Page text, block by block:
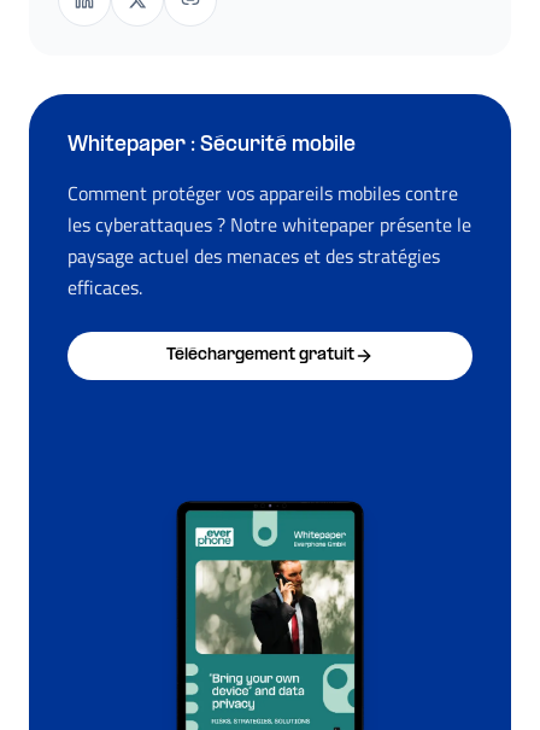
Whitepaper : Sécurité mobile
Comment protéger vos appareils mobiles contre
les cyberattaques ? Notre whitepaper présente le
paysage actuel des menaces et des stratégies
efficaces.
Téléchargement gratuit